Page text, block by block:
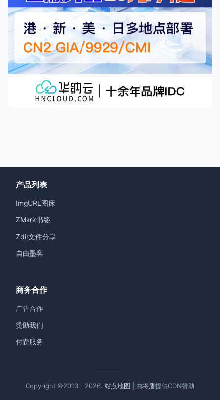
产品列表
ImgURL图床
ZMark书签
Zdir文件分享
自由墨客
商务合作
广告合作
赞助我们
付费服务
Copyright ©2013 - 2026. 站点地图 | 由将盾提供CDN赞助